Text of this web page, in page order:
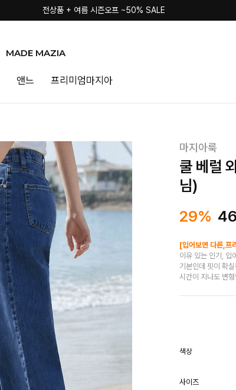
전상품 + 여름 시즌오프 ~50% SALE
MADE MAZIA
앤느 프리미엄마지아
마지아룩
쿨 베럴
님)
29%
[입어보면 다른,프
이유 있는 인기, 입
기본인데 핏이 확
시간이 지나도 변
색상
사이즈